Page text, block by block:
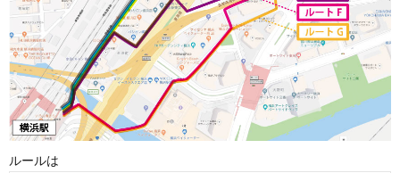
ルールは